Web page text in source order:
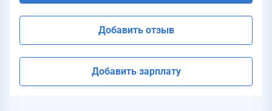
Добавить отзыв
Добавить зарплату